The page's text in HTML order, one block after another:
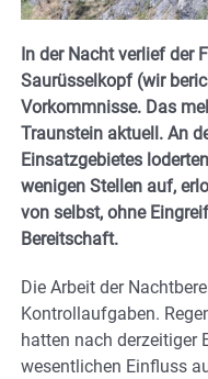
In der Nacht verlief der
Saurüsselkopf (wir
Vorkommnisse. Das
Traunstein aktuell. An
Einsatzgebietes
wenigen Stellen auf,
von selbst, ohne
Bereitschaft.
Die Arbeit der
Kontrollaufgaben.
hatten nach derzeitiger
wesentlichen Einfluss